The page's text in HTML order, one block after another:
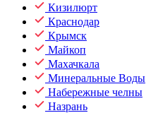
Кизилюрт
Краснодар
Крымск
Майкоп
Махачкала
Минеральные Воды
Набережные челны
Назрань